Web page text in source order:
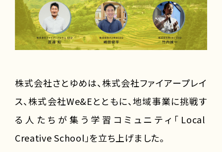
株式会社さとゆめは、株式会社ファイアープレイ
ス、株式会社We&Eとともに、地域事業に挑戦す
る人たちが集う学習コミュニティ「Local
Creative School」を立ち上げました。